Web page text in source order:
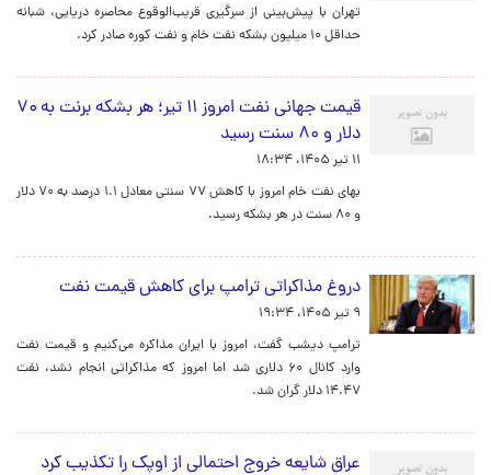
تهران با پیش‌بینی از سرگیری قریب‌الوقوع محاصره دریایی، شبانه
حداقل ۱۰ میلیون بشکه نفت خام و نفت کوره صادر کرد.
قیمت جهانی نفت امروز ۱۱ تیر؛ هر بشکه برنت به ۷۰
دلار و ۸۰ سنت رسید
۱۱ تیر ۱۴۰۵، ۱۸:۳۴
بهای نفت خام امروز با کاهش ۷۷ سنتی معادل ۱.۱ درصد به ۷۰ دلار
و ۸۰ سنت در هر بشکه رسید.
دروغ مذاکراتی ترامپ برای کاهش قیمت نفت
۹ تیر ۱۴۰۵، ۱۹:۳۴
ترامپ دیشب گفت، امروز با ایران مذاکره می‌کنیم و قیمت نفت
وارد کانال ۶۰ دلاری شد اما امروز که مذاکراتی انجام نشد، نفت
۱۴.۴۷ دلار گران شد.
عراق شایعه خروج احتمالی از اوپک را تکذیب کرد